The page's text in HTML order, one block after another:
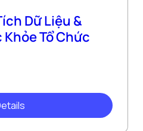
Dữ Liệu &
Tổ Chức